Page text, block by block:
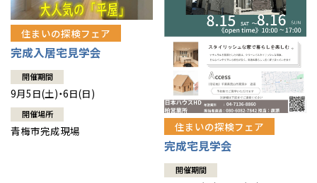
住まいの探検フェア
完成入居宅見学会
開催期間
9月5日(土)・6日(日)
開催場所
青梅市完成現場 住まいの探検フェア
完成宅見学会
開催期間